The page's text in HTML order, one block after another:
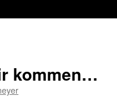
kommen…